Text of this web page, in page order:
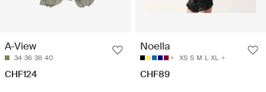
A-View
34 36 38 40
CHF124
Noella
XS S M L XL
CHF89